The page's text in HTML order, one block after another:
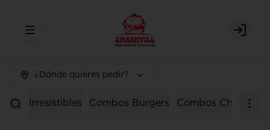
Abrir menu de navegación Login
¿Dónde quieres pedir?
Irresistibles Combos Burgers Combos Chicken